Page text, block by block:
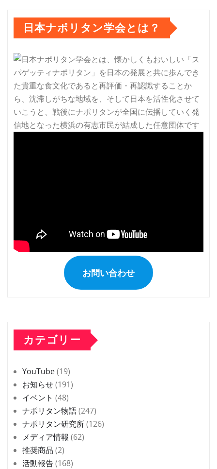
日本ナポリタン学会とは？
お問い合わせ
カテゴリー
YouTube(19)
お知らせ(191)
イベント (48)
ナポリタン物語(247)
ナポリタン研究所(126)
メディア情報 (62)
推奨商品 (2)
活動報告(168)